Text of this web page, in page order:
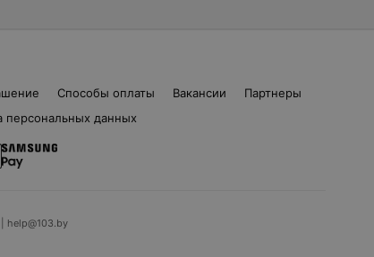
Способы оплаты Вакансии
Партнеры
персональных данных
help@103.by